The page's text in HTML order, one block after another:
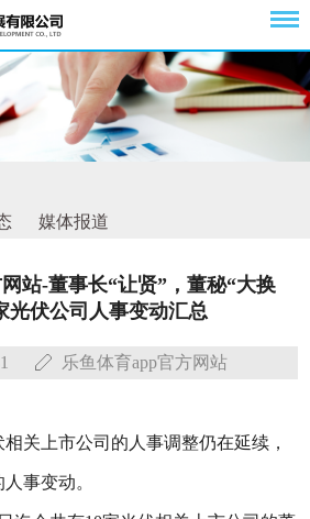
媒体报道
站-董事长“让贤”，董秘“大换
光伏公司人事变动汇总
乐鱼体育app官方网站
关上市公司的人事调整仍在延续，
事变动。